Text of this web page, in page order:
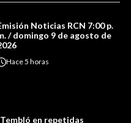
Noticias RCN 7:00 p.
/ domingo 9 de agosto de
Hace5 horas
en repetidas